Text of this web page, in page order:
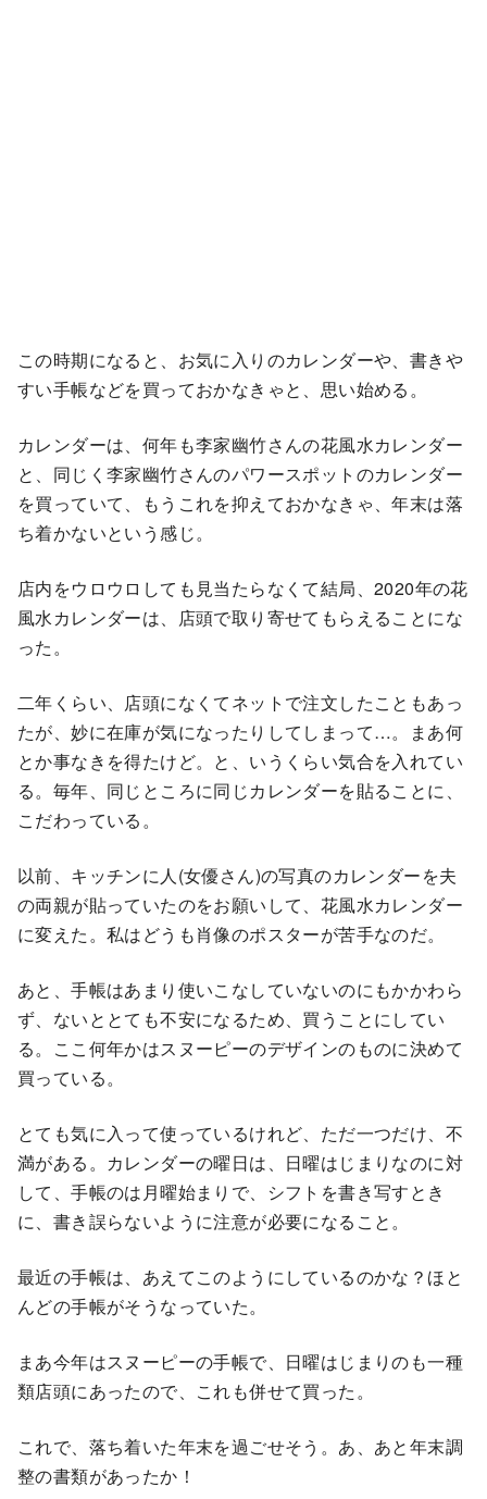
この時期になると、お気に入りのカレンダーや、書きや
すい手帳などを買っておかなきゃと、思い始める。
カレンダーは、何年も李家幽竹さんの花風水カレンダー
と、同じく李家幽竹さんのパワースポットのカレンダー
を買っていて、もうこれを抑えておかなきゃ、年末は落
ち着かないという感じ。
店内をウロウロしても見当たらなくて結局、2020年の花
風水カレンダーは、店頭で取り寄せてもらえることにな
った。
二年くらい、店頭になくてネットで注文したこともあっ
たが、妙に在庫が気になったりしてしまって…。まあ何
とか事なきを得たけど。と、いうくらい気合を入れてい
る。毎年、同じところに同じカレンダーを貼ることに、
こだわっている。
以前、キッチンに人(女優さん)の写真のカレンダーを夫
の両親が貼っていたのをお願いして、花風水カレンダー
に変えた。私はどうも肖像のポスターが苦手なのだ。
あと、手帳はあまり使いこなしていないのにもかかわら
ず、ないととても不安になるため、買うことにしてい
る。ここ何年かはスヌーピーのデザインのものに決めて
買っている。
とても気に入って使っているけれど、ただ一つだけ、不
満がある。カレンダーの曜日は、日曜はじまりなのに対
して、手帳のは月曜始まりで、シフトを書き写すとき
に、書き誤らないように注意が必要になること。
最近の手帳は、あえてこのようにしているのかな？ほと
んどの手帳がそうなっていた。
まあ今年はスヌーピーの手帳で、日曜はじまりのも一種
類店頭にあったので、これも併せて買った。
これで、落ち着いた年末を過ごせそう。あ、あと年末調
整の書類があったか！